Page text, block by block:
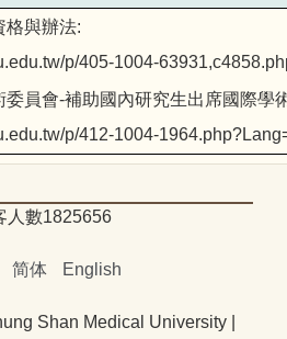
格與辦法:
p/405-1004-
委員會-補助國內研究生出席國際學
p/412-1004-
人數1825656
简体 English
Shan Medical University |